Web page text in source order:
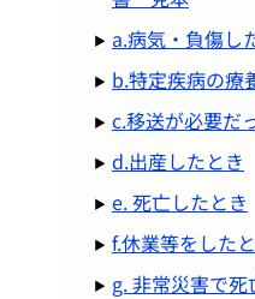
a.病気・負傷し
b.特定疾病の療
c.移送が必要だ
d.出産したとき
e. 死亡したとき
f.休業等をした
g. 非常災害で死